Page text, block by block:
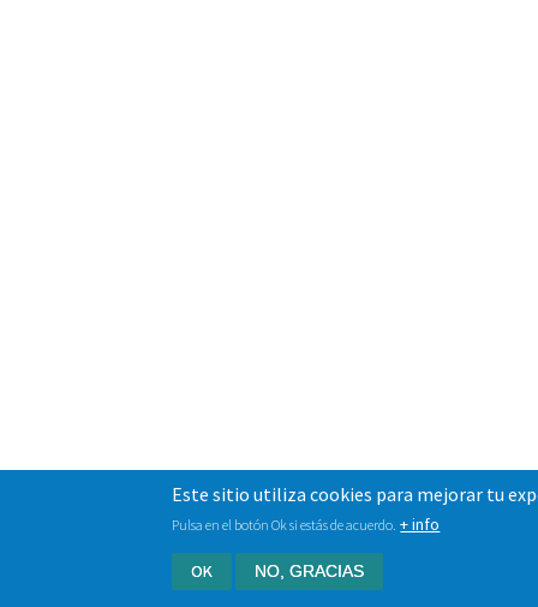
Este sitio utiliza cookies para mejorar tu
Pulsa en el botón Ok si estás de acuerdo. + info
OK NO, GRACIAS